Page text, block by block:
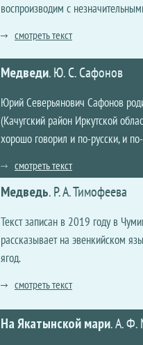
воспроизводим с
смотреть текст
Медведи.Ю. С. Сафонов
Юрий Северьянович Сафонов
(Качугский район Иркутской
хорошо говорил и по-русски, и
смотреть текст
Медведь.Р. А. Тимофеева
Текст записан в 2019 году в
рассказывает на эвенкийском
ягод.
смотреть текст
На Якатынской мари.А. Ф.